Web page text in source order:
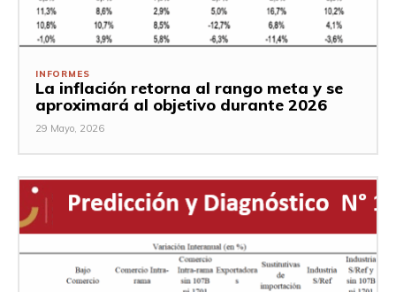
INFORMES
La inflación retorna al rango meta y se
aproximará al objetivo durante 2026
29 Mayo, 2026